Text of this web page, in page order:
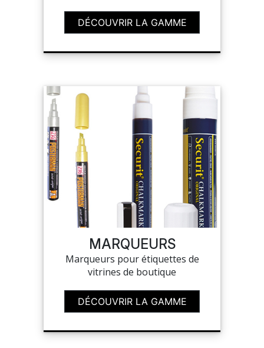
DÉCOUVRIR LA GAMME
MARQUEURS
Marqueurs pour étiquettes de
vitrines de boutique
DÉCOUVRIR LA GAMME